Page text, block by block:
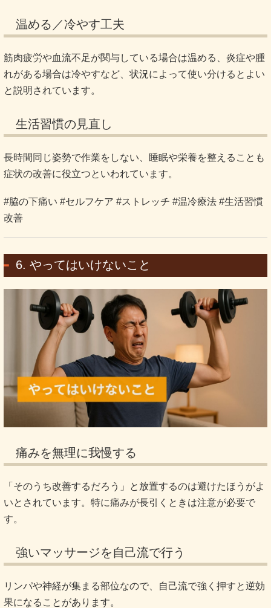
温める／冷やす工夫
筋肉疲労や血流不足が関与している場合は温める、炎症や腫
れがある場合は冷やすなど、状況によって使い分けるとよい
と説明されています。
生活習慣の見直し
長時間同じ姿勢で作業をしない、睡眠や栄養を整えることも
症状の改善に役立つといわれています。
#脇の下痛い #セルフケア #ストレッチ #温冷療法 #生活習慣
改善
6. やってはいけないこと
痛みを無理に我慢する
「そのうち改善するだろう」と放置するのは避けたほうがよ
いとされています。特に痛みが長引くときは注意が必要で
す。
強いマッサージを自己流で行う
リンパや神経が集まる部位なので、自己流で強く押すと逆効
果になることがあります。